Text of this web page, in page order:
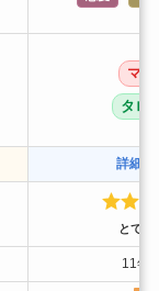
マヤ
タロ
詳細に
とても
11年